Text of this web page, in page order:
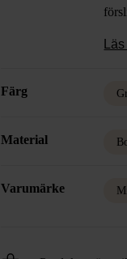
Färg
Material
Varumärke